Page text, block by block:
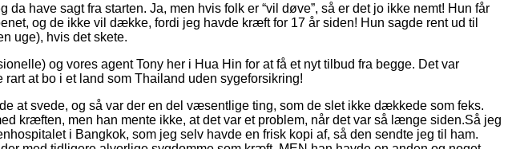
have sagt fra starten. Ja, men hvis folk er “vil døve”, så er det jo ikke nemt! Hun får
og de ikke vil dække, fordi jeg havde kræft for 17 år siden! Hun sagde rent ud til
uge), hvis det skete.
og vores agent Tony her i Hua Hin for at få et nyt tilbud fra begge. Det var
at bo i et land som Thailand uden sygeforsikring!
at svede, og så var der en del væsentlige ting, som de slet ikke dækkede som feks.
kræften, men han mente ikke, at det var et problem, når det var så længe siden.Så jeg
i Bangkok, som jeg selv havde en frisk kopi af, så den sendte jeg til ham.